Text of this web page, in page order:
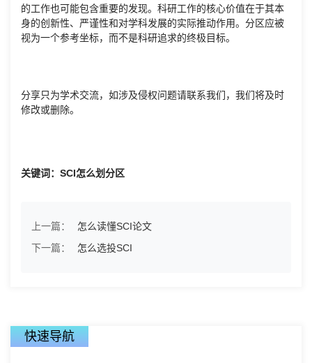
的工作也可能包含重要的发现。科研工作的核心价值在于其本
身的创新性、严谨性和对学科发展的实际推动作用。分区应被
视为一个参考坐标，而不是科研追求的终极目标。
分享只为学术交流，如涉及侵权问题请联系我们，我们将及时
修改或删除。
关键词：SCI怎么划分区
上一篇：
怎么读懂SCI论文
下一篇：
怎么选投SCI
快速导航